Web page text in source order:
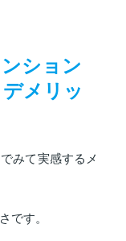
ション
メリッ
みて実感するメ
です。